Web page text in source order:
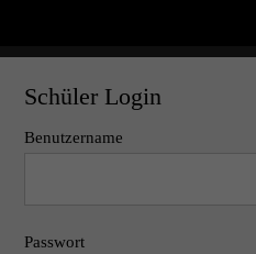
Schüler Login
Benutzername
Passwort